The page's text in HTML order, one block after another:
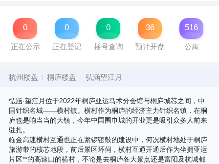
0
正在公示
0
正在登记
0
摇号查询
36
预计开盘
516
公寓
杭州楼盘 桐庐楼盘 弘涵望江月
弘涵·望江月位于2022年桐庐亚运马术分会馆与桐庐城芯之间，中
国针织名城——横村镇。横村作为桐庐的经济主力针织名镇，在桐
庐也是响当当的大镇，今年中国围巾城的开业更是吸引众多人前来
驻扎。
临金高速横村互通也正在紧锣密鼓的建设中，何况横村地处于桐庐
旅游带的核芯地段，前后景区环伺，横村互通开通后作为坐拥亚运
片区**的高速口的横村，不论是去桐庐各大景点还是富阳及杭城都